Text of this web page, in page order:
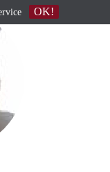
OK!